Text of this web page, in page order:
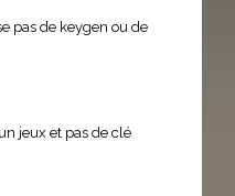
pas de keygen ou de
jeux et pas de clé